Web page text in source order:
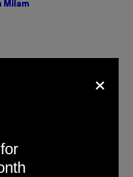
Milam
Space
on VICE:
×